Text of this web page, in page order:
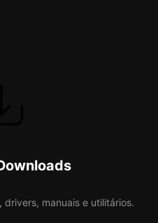
manuais e utilitários.